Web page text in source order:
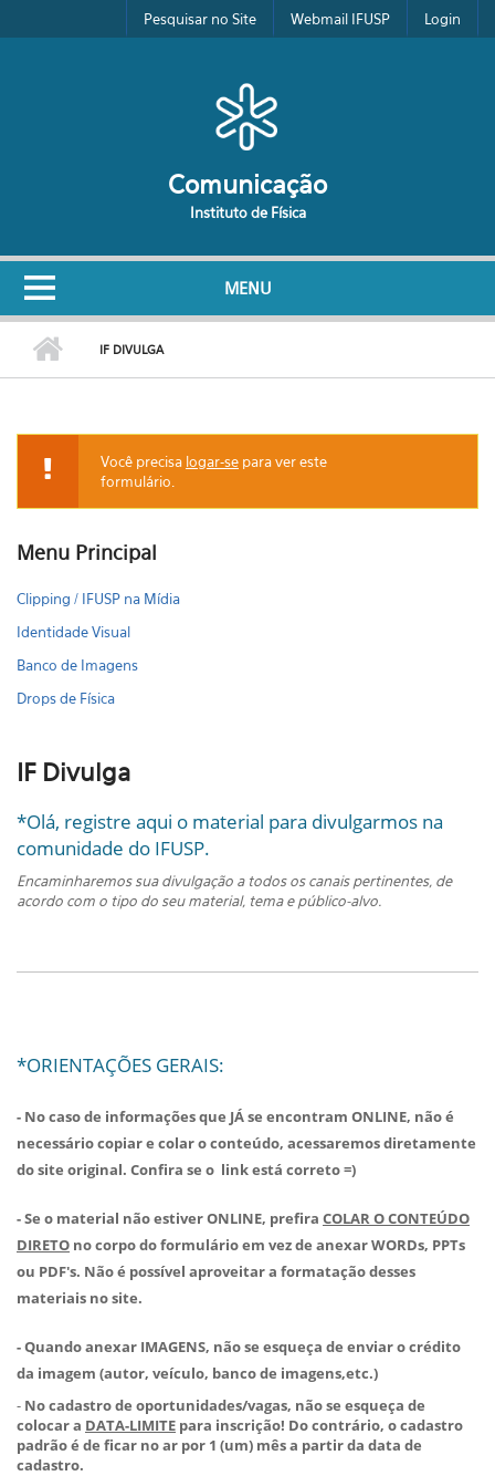
Pular para o conteúdo principalPesquisar no Site Webmail IFUSP Login
Comunicação
Instituto de Física
MENU
IF DIVULGA
Mensagem de aviso
Você precisa logar-se para ver este
formulário.
Menu Principal
Clipping / IFUSP na Mídia
Identidade Visual
Banco de Imagens
Drops de Física
IF Divulga
*Olá, registre aqui o material para divulgarmos na
comunidade do IFUSP.
Encaminharemos sua divulgação a todos os canais pertinentes, de
acordo com o tipo do seu material, tema e público-alvo.
*ORIENTAÇÕES GERAIS:
- No caso de informações que JÁ se encontram ONLINE, não é
necessário copiar e colar o conteúdo, acessaremos diretamente
do site original. Confira se o link está correto =)
- Se o material não estiver ONLINE, prefira COLAR O CONTEÚDO
DIRETO no corpo do formulário em vez de anexar WORDs, PPTs
ou PDF's. Não é possível aproveitar a formatação desses
materiais no site.
- Quando anexar IMAGENS, não se esqueça de enviar o crédito
da imagem (autor, veículo, banco de imagens,etc.)
- No cadastro de oportunidades/vagas, não se esqueça de
colocar a DATA-LIMITE para inscrição! Do contrário, o cadastro
padrão é de ficar no ar por 1 (um) mês a partir da data de
cadastro.